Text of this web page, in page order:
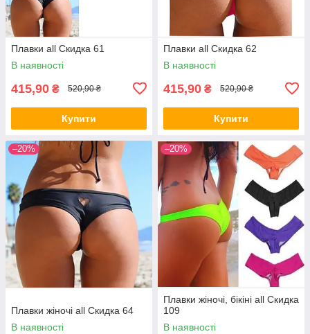
Плавки all Скидка 61
В наявності
415,90 ₴ 520,90 ₴
Купити
Плавки all Скидка 62
В наявності
415,90 ₴ 520,90 ₴
Купити
–20%
Плавки жіночі all Скидка 64
В наявності
–20%
Плавки жіночі, бікіні all Скидка
109
В наявності